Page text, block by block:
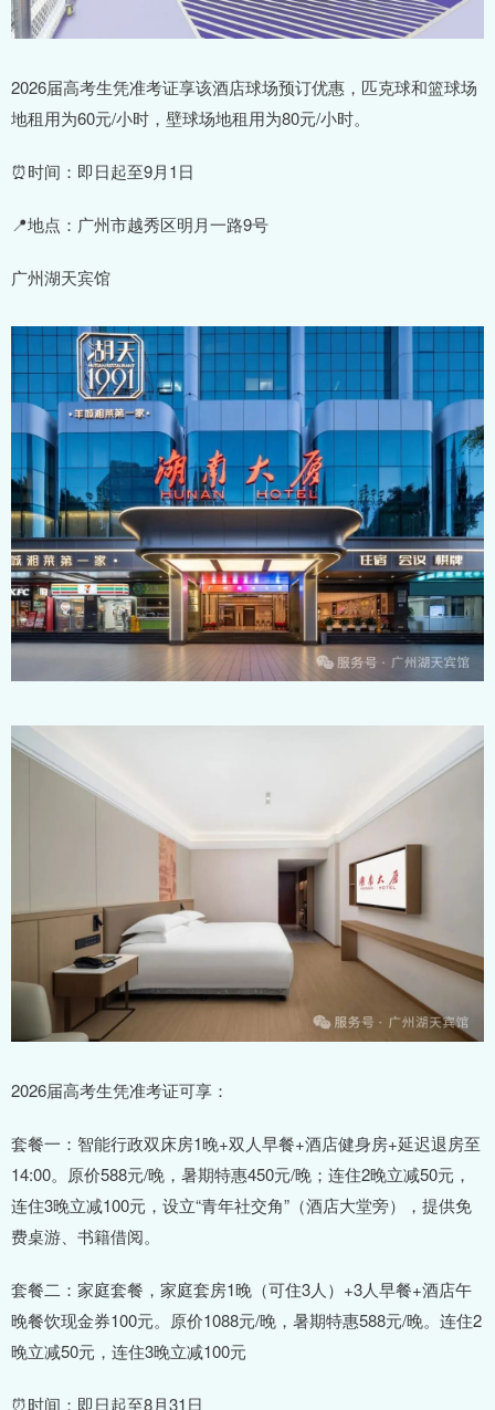
2026届高考生凭准考证享该酒店球场预订优惠，匹克球和篮球场
地租用为60元/小时，壁球场地租用为80元/小时。
⏰时间：即日起至9月1日
📍地点：广州市越秀区明月一路9号
广州湖天宾馆
2026届高考生凭准考证可享：
套餐一：智能行政双床房1晚+双人早餐+酒店健身房+延迟退房至
14:00。原价588元/晚，暑期特惠450元/晚；连住2晚立减50元，
连住3晚立减100元，设立“青年社交角”（酒店大堂旁），提供免
费桌游、书籍借阅。
套餐二：家庭套餐，家庭套房1晚（可住3人）+3人早餐+酒店午
晚餐饮现金券100元。原价1088元/晚，暑期特惠588元/晚。连住2
晚立减50元，连住3晚立减100元
⏰时间：即日起至8月31日